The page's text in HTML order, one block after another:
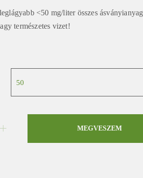
<50 mg/liter összes ásványianyag
természetes vizet!
MEGVESZEM